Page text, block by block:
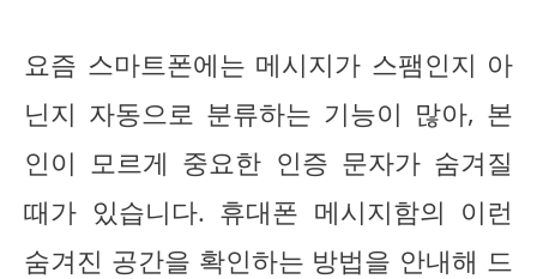
요즘 스마트폰에는 메시지가 스팸인지 아
닌지 자동으로 분류하는 기능이 많아, 본
인이 모르게 중요한 인증 문자가 숨겨질
때가 있습니다. 휴대폰 메시지함의 이런
숨겨진 공간을 확인하는 방법을 안내해 드